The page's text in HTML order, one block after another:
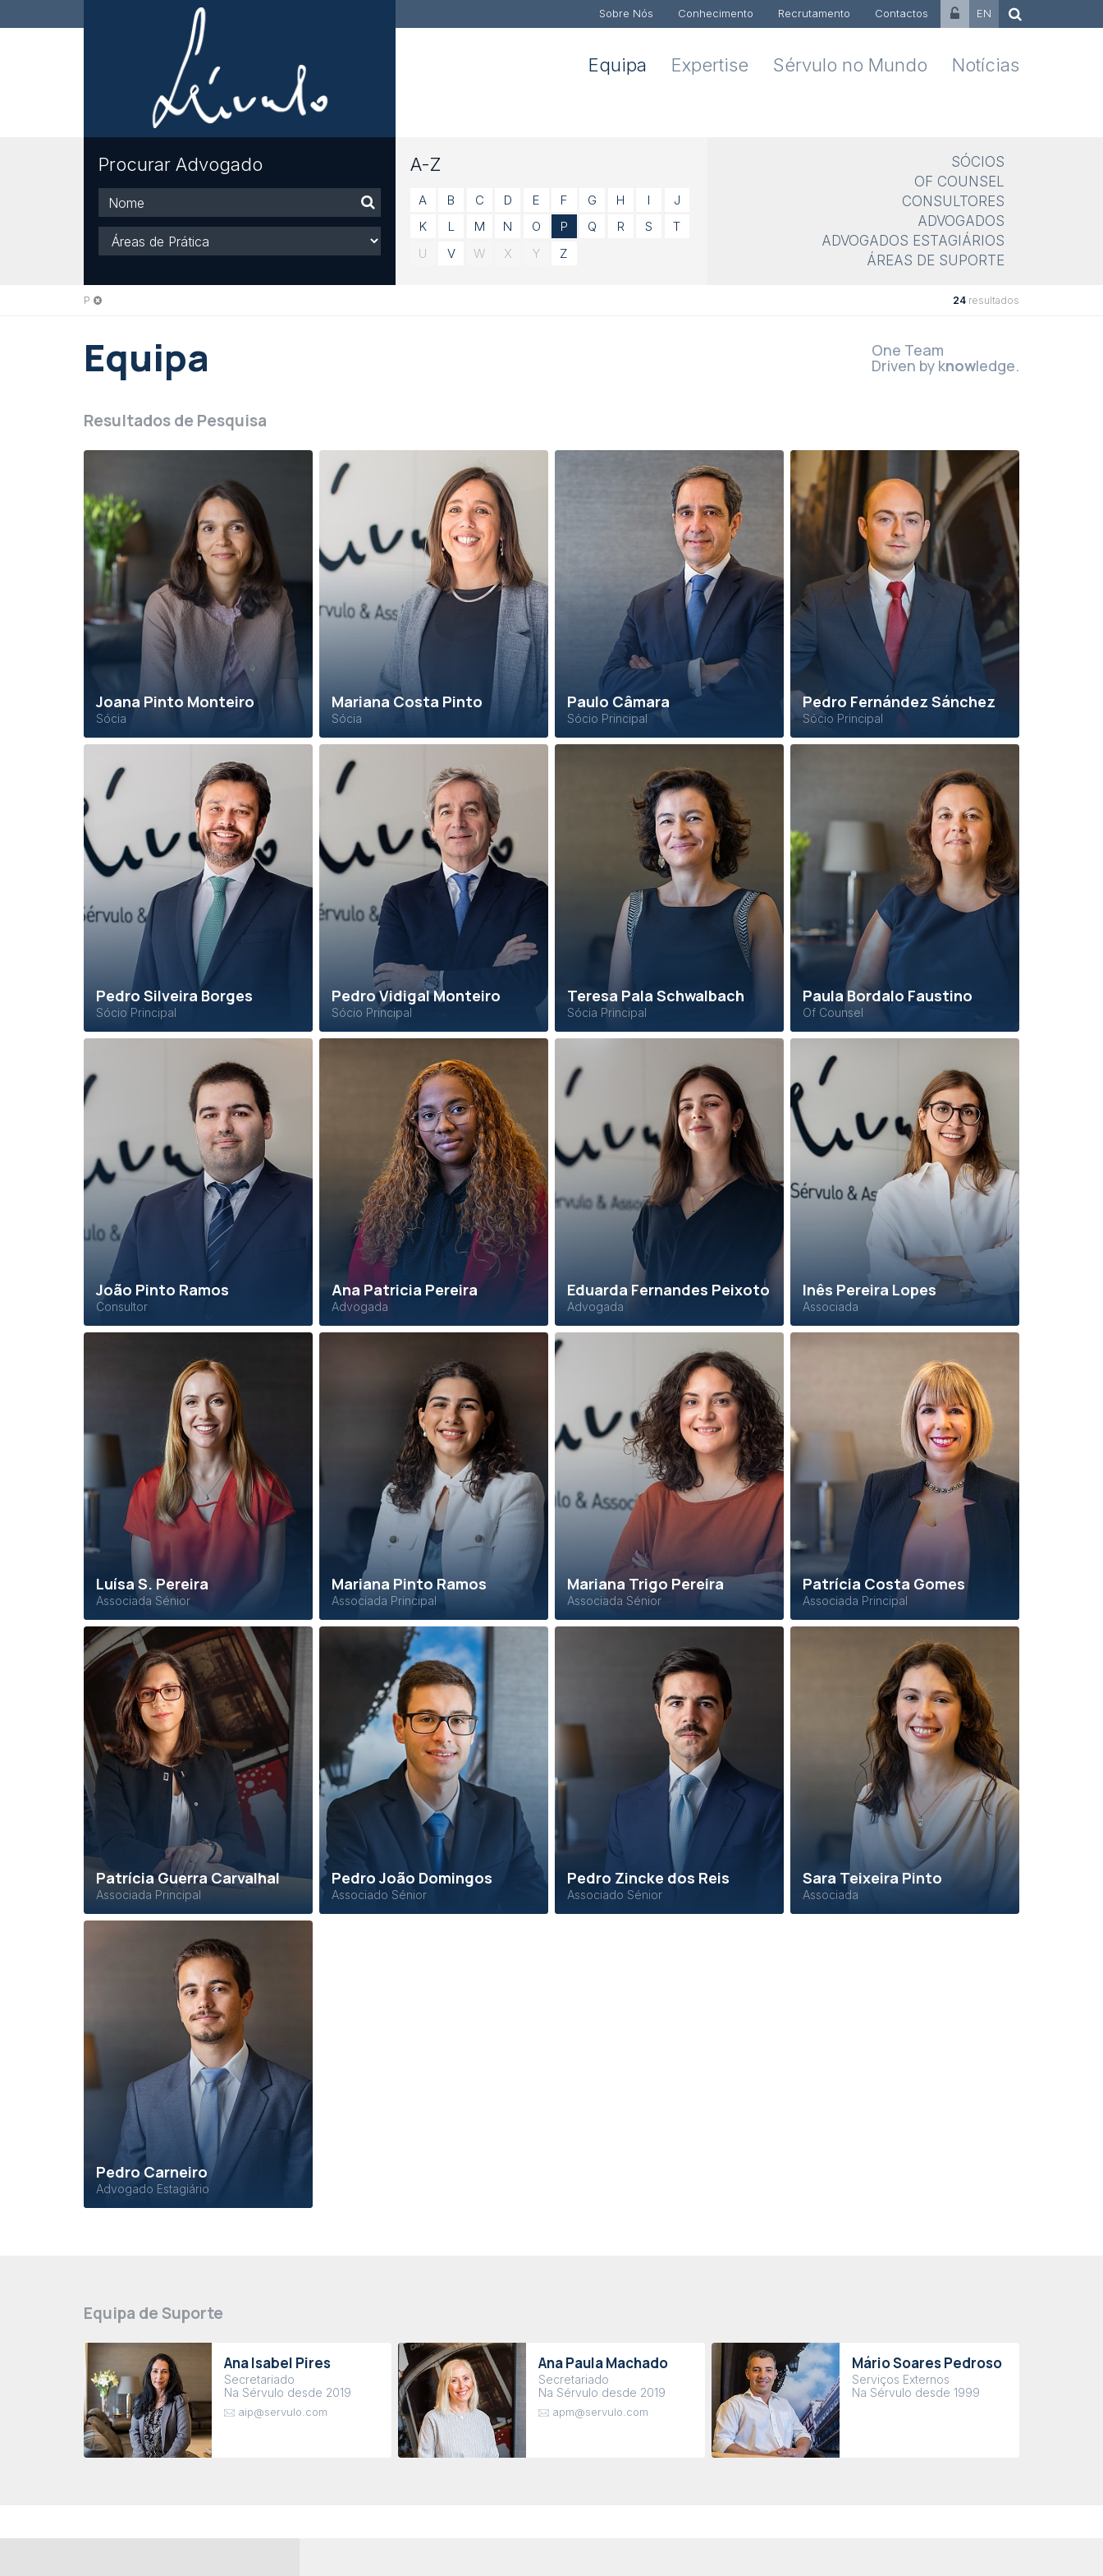
Sobre Nós Conhecimento Recrutamento Contactos EN
Equipa Expertise Sérvulo no Mundo Notícias
Procurar Advogado
Nome
Áreas
de
A-Z
A B C D E F G H I
J
K
L M N O P Q R S
T
U
V W X Y Z
SÓCIOS
OF COUNSEL
CONSULTORES
ADVOGADOS
ADVOGADOS ESTAGIÁRIOS
ÁREAS DE SUPORTE
P 24resultados
Equipa One Team
Driven by knowledge.
Resultados de Pesquisa
Joana Pinto Monteiro
Sócia
Mariana Costa Pinto
Sócia
Paulo Câmara
Sócio Principal
Pedro Fernández Sánchez
Sócio Principal
Pedro Silveira Borges
Sócio Principal
Pedro Vidigal Monteiro
Sócio Principal
Teresa Pala Schwalbach
Sócia Principal
Paula Bordalo Faustino
Of Counsel
João Pinto Ramos
Consultor
Ana Patricia Pereira
Advogada
Eduarda Fernandes Peixoto
Advogada
Inês Pereira Lopes
Associada
Luísa S. Pereira
Associada Sénior
Mariana Pinto Ramos
Associada Principal
Mariana Trigo Pereira
Associada Sénior
Patrícia Costa Gomes
Associada Principal
Patrícia Guerra Carvalhal
Associada Principal
Pedro João Domingos
Associado Sénior
Pedro Zincke dos Reis
Associado Sénior
Sara Teixeira Pinto
Associada
Pedro Carneiro
Advogado Estagiário
Equipa de Suporte
Ana Isabel Pires
Secretariado
Na Sérvulo desde 2019
aip@servulo.com
Ana Paula Machado
Secretariado
Na Sérvulo desde 2019
apm@servulo.com
Mário Soares Pedroso
Serviços Externos
Na Sérvulo desde 1999